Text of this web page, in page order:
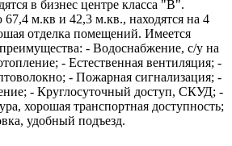
в бизнес центре класса "В".
м.кв и 42,3 м.кв., находятся на 4
отделка помещений. Имеется
- Водоснабжение, с/у на
- Естественная вентиляция; -
- Пожарная сигнализация; -
- Круглосуточный доступ, СКУД; -
хорошая транспортная доступность;
удобный подъезд.